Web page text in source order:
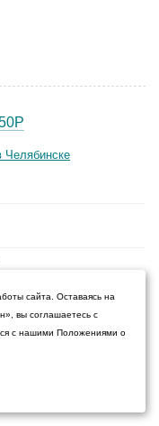
сайта. Оставаясь на
вы соглашаетесь с
с нашими Положениями о